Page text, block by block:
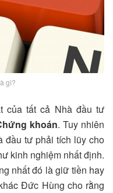
gì?
của tất cả Nhà đầu tư
khoán. Tuy nhiên
đầu tư phải tích lũy cho
kinh nghiệm nhất định.
nhất đó là giữ tiền hay
Đức Hùng cho rằng